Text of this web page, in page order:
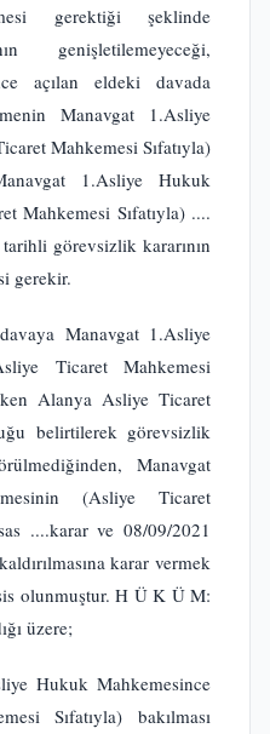
gerektiği şeklinde
genişletilemeyeceği,
açılan eldeki davada
Manavgat 1.Asliye
Mahkemesi Sıfatıyla)
1.Asliye Hukuk
Mahkemesi Sıfatıyla) ....
görevsizlik kararının
gerekir.
Manavgat 1.Asliye
Ticaret Mahkemesi
Alanya Asliye Ticaret
belirtilerek görevsizlik
Manavgat
(Asliye Ticaret
....karar ve 08/09/2021
karar vermek
olunmuştur. H Ü K Ü M:
üzere;
Hukuk Mahkemesince
Sıfatıyla) bakılması